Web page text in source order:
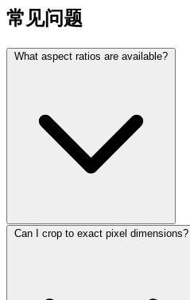
常见问题
What aspect ratios are available?
Can I crop to exact pixel dimensions?